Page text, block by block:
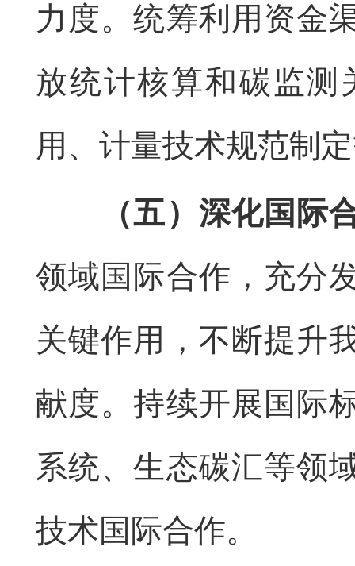
力度。统筹利用资金
放统计核算和碳监
用、计量技术规范制
（五）深化国际
领域国际合作，充分
关键作用，不断提升
献度。持续开展国际
系统、生态碳汇等领
技术国际合作。